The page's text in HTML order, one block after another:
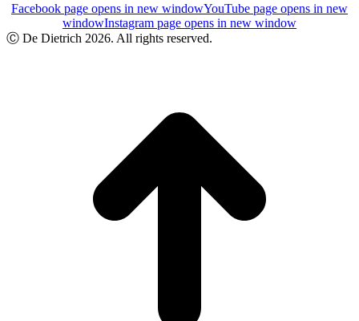
Facebook page opens in new windowYouTube page opens in new
windowInstagram page opens in new window
Ⓒ De Dietrich 2026. All rights reserved.